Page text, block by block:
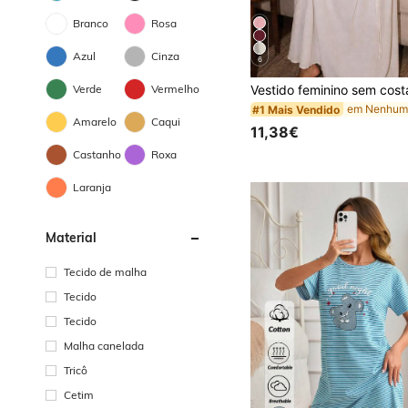
Branco Rosa
Azul Cinza
Verde Vermelho
Amarelo Caqui
Castanho Roxa
Laranja
Material
Tecido de malha
Tecido
Tecido
Malha canelada
Tricô
Cetim
6
#1 Mais Vendido
11,38€